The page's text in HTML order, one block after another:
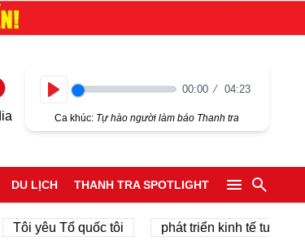
00:00 04:23
Ca khúc: Tự hào người làm báo Thanh tra
DU LỊCH THANH TRA SPOTLIGHT
yêu Tổ quốc tôi phát triển kinh tế tư nhân